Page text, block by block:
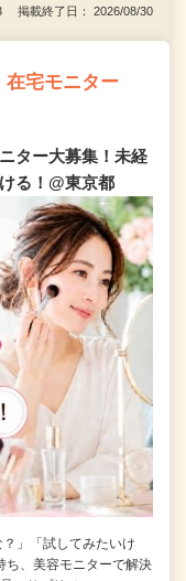
掲載終了日： 2026/08/30
在宅モニター
ター大募集！未経
る！@東京都
？」「試してみたいけ
、美容モニターで解決